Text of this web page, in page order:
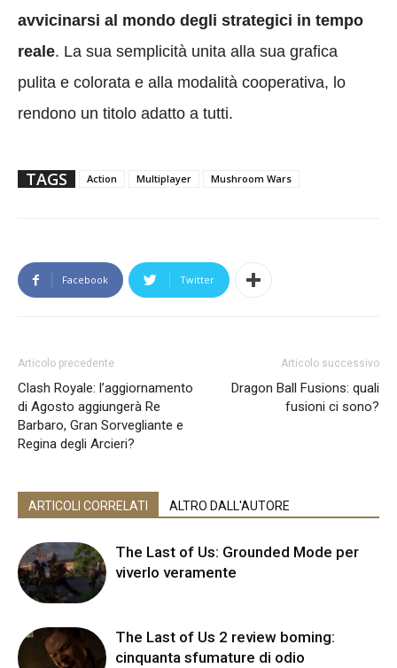
avvicinarsi al mondo degli strategici in tempo
reale. La sua semplicità unita alla sua grafica
pulita e colorata e alla modalità cooperativa, lo
rendono un titolo adatto a tutti.
TAGS Action Multiplayer Mushroom Wars
Facebook Twitter
Articolo precedente
Clash Royale: l’aggiornamento
di Agosto aggiungerà Re
Barbaro, Gran Sorvegliante e
Regina degli Arcieri?
Articolo successivo
Dragon Ball Fusions: quali
fusioni ci sono?
ARTICOLI CORRELATI ALTRO DALL'AUTORE
The Last of Us: Grounded Mode per
viverlo veramente
The Last of Us 2 review boming:
cinquanta sfumature di odio